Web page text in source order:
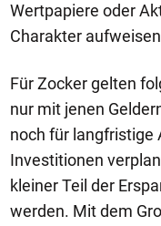
Wertpapiere oder
Charakter
Für Zocker gelten
nur mit jenen
noch für langfristige
Investitionen
kleiner Teil der
werden. Mit dem